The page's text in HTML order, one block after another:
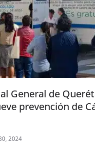
General de
prevención de
2024